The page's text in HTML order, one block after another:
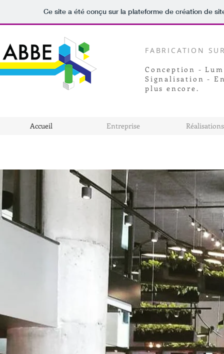
Ce site a été conçu sur la plateforme de création de
FABRICATION
Conception -
Signalisation -
plus encore.
Accueil Entreprise Réalisations